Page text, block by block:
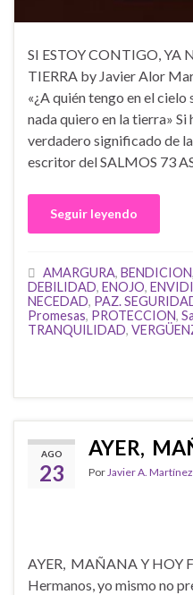
SI ESTOY CONTIGO, YA
TIERRA by Javier Alor
«¿A quién tengo en el
nada quiero en la tierra»
verdadero significado de
escritor del SALMOS 73
Seguir leyendo
AMARGURA, BENDICION,
DEBILIDAD, ENOJO,
NECEDAD, PAZ.
Promesas, PROTECCION,
TRANQUILIDAD,
AGO
23
AYER,
PorJavier A. Martínez
AYER, MAÑANA Y HOY
Hermanos, yo mismo no